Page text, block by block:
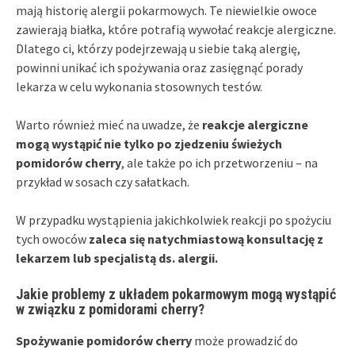
mają historię alergii pokarmowych. Te niewielkie owoce
zawierają białka, które potrafią wywołać reakcje alergiczne.
Dlatego ci, którzy podejrzewają u siebie taką alergię,
powinni unikać ich spożywania oraz zasięgnąć porady
lekarza w celu wykonania stosownych testów.
Warto również mieć na uwadze, że reakcje alergiczne
mogą wystąpić nie tylko po zjedzeniu świeżych
pomidorów cherry, ale także po ich przetworzeniu – na
przykład w sosach czy sałatkach.
W przypadku wystąpienia jakichkolwiek reakcji po spożyciu
tych owoców zaleca się natychmiastową konsultację z
lekarzem lub specjalistą ds. alergii.
Jakie problemy z układem pokarmowym mogą wystąpić
w związku z pomidorami cherry?
Spożywanie pomidorów cherry może prowadzić do